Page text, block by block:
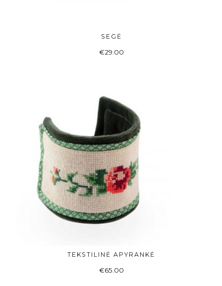
ADD TO BASKET
SEGĖ
€29.00
ADD TO BASKET
TEKSTILINĖ APYRANKĖ
€65.00